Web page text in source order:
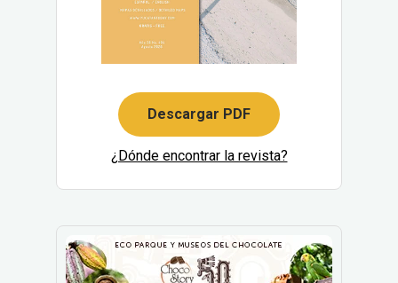
Descargar PDF
¿Dónde encontrar la revista?